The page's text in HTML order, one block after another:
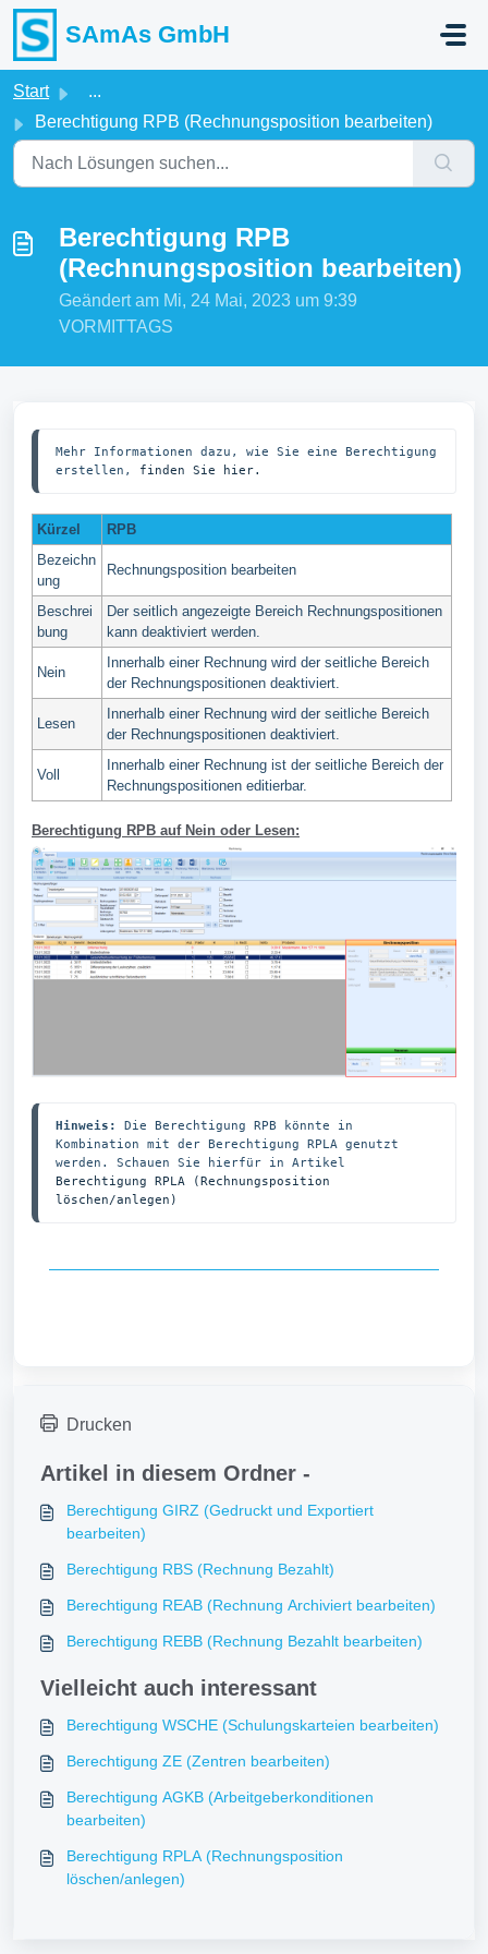
Zum hauptsächlichen Inhalt gehen
SAmAs GmbH
Start
...
Berechtigung RPB (Rechnungsposition bearbeiten)
Berechtigung RPB
(Rechnungsposition bearbeiten)
Geändert am Mi, 24 Mai, 2023 um 9:39
VORMITTAGS
Mehr Informationen dazu, wie Sie eine Berechtigung
erstellen, finden Sie hier.
Kürzel
RPB
Bezeichn
ung
Rechnungsposition bearbeiten
Beschrei
bung
Der seitlich angezeigte Bereich Rechnungspositionen
kann deaktiviert werden.
Nein
Innerhalb einer Rechnung wird der seitliche Bereich
der Rechnungspositionen deaktiviert.
Lesen
Innerhalb einer Rechnung wird der seitliche Bereich
der Rechnungspositionen deaktiviert.
Voll
Innerhalb einer Rechnung ist der seitliche Bereich der
Rechnungspositionen editierbar.
Berechtigung RPB auf Nein oder Lesen:
Hinweis: Die Berechtigung RPB könnte in
Kombination mit der Berechtigung RPLA genutzt
Berechtigung RPLA (Rechnungsposition
löschen/anlegen)
Drucken
Artikel in diesem Ordner -
Berechtigung GIRZ (Gedruckt und Exportiert
bearbeiten)
Berechtigung RBS (Rechnung Bezahlt)
Berechtigung REAB (Rechnung Archiviert bearbeiten)
Berechtigung REBB (Rechnung Bezahlt bearbeiten)
Vielleicht auch interessant
Berechtigung WSCHE (Schulungskarteien bearbeiten)
Berechtigung ZE (Zentren bearbeiten)
Berechtigung AGKB (Arbeitgeberkonditionen
bearbeiten)
Berechtigung RPLA (Rechnungsposition
löschen/anlegen)